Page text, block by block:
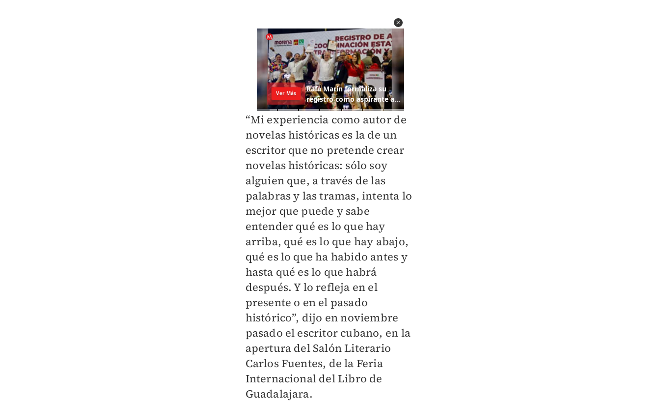
“Mi experiencia como autor de
novelas históricas es la de un
escritor que no pretende crear
novelas históricas: sólo soy
alguien que, a través de las
palabras y las tramas, intenta lo
mejor que puede y sabe
entender qué es lo que hay
arriba, qué es lo que hay abajo,
qué es lo que ha habido antes y
hasta qué es lo que habrá
después. Y lo refleja en el
presente o en el pasado
histórico”, dijo en noviembre
pasado el escritor cubano, en la
apertura del Salón Literario
Carlos Fuentes, de la Feria
Internacional del Libro de
Guadalajara.